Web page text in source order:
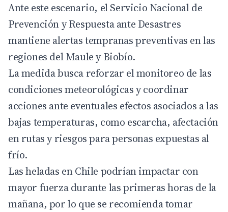
Ante este escenario, el Servicio Nacional de
Prevención y Respuesta ante Desastres
mantiene alertas tempranas preventivas en las
regiones del Maule y Biobío.
La medida busca reforzar el monitoreo de las
condiciones meteorológicas y coordinar
acciones ante eventuales efectos asociados a las
bajas temperaturas, como escarcha, afectación
en rutas y riesgos para personas expuestas al
frío.
Las heladas en Chile podrían impactar con
mayor fuerza durante las primeras horas de la
mañana, por lo que se recomienda tomar